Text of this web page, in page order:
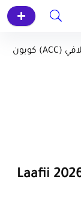
كود خصم لافي (ACC) كوبون